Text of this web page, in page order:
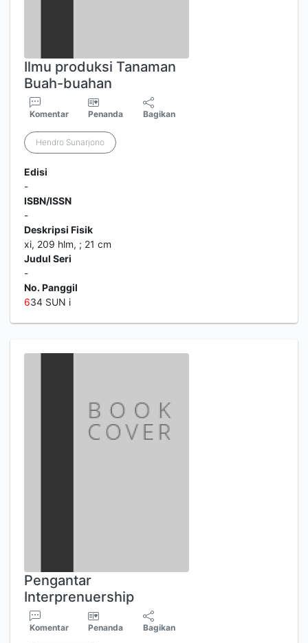
Ilmu produksi Tanaman
Buah-buahan
Komentar Penanda Bagikan
Hendro Sunarjono
Edisi
-
ISBN/ISSN
-
Deskripsi Fisik
xi, 209 hlm, ; 21 cm
Judul Seri
-
No. Panggil
634 SUN i
Pengantar
Interprenuership
Komentar Penanda Bagikan